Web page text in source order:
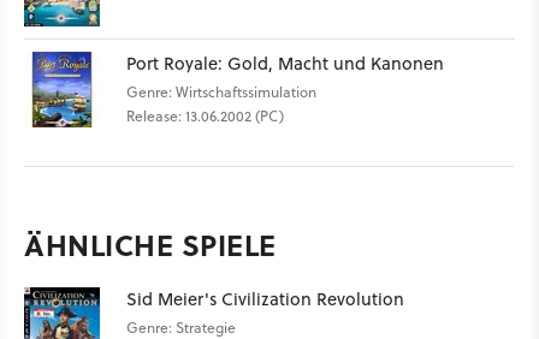
Port Royale: Gold, Macht und Kanonen
Genre: Wirtschaftssimulation
Release: 13.06.2002 (PC)
ÄHNLICHE SPIELE
Sid Meier's Civilization Revolution
Genre: Strategie